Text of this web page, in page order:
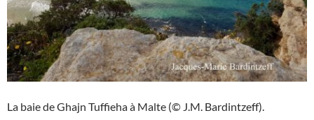
La baie de Ghajn Tuffieha à Malte (© J.M. Bardintzeff).